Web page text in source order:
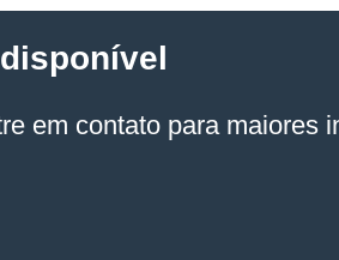
em contato para maiores